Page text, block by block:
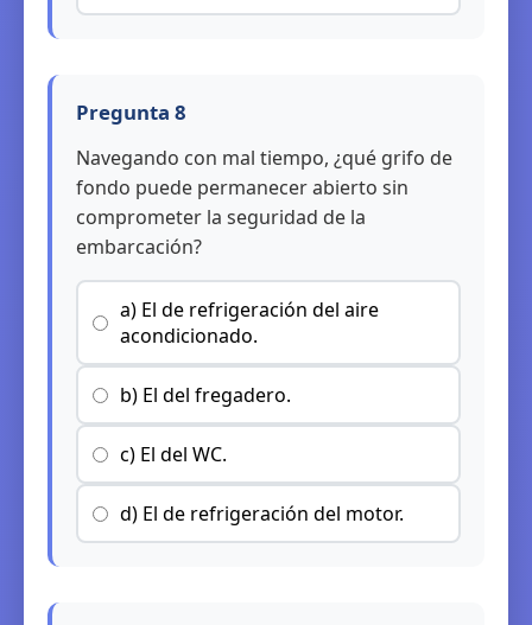
Pregunta 8
Navegando con mal tiempo, ¿qué grifo de
fondo puede permanecer abierto sin
comprometer la seguridad de la
embarcación?
a) El de refrigeración del aire
acondicionado.
b) El del fregadero.
c) El del WC.
d) El de refrigeración del motor.